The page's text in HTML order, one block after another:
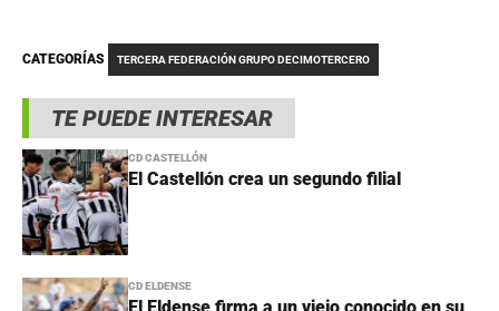
TE PUEDE INTERESAR
CD CASTELLÓN
El Castellón crea un segundo filial
CD ELDENSE
CATEGORÍAS TERCERA FEDERACIÓN GRUPO DECIMOTERCERO